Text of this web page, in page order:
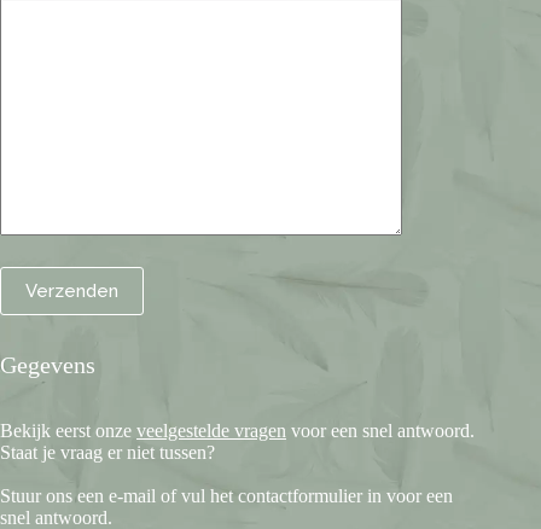
Gegevens
Bekijk eerst onze veelgestelde vragen voor een snel antwoord.
Staat je vraag er niet tussen?
Stuur ons een e-mail of vul het contactformulier in voor een
snel antwoord.